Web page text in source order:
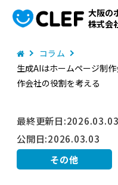
大阪の
株式会
コラム
生成AIはホームページ制
作会社の役割を考える
その他
公開日:2026.03.03
最終更新日:2026.03.03